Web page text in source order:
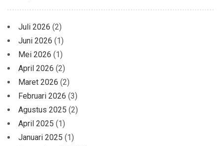
Juli 2026 (2)
Juni 2026 (1)
Mei 2026 (1)
April 2026 (2)
Maret 2026 (2)
Februari 2026 (3)
Agustus 2025 (2)
April 2025 (1)
Januari 2025 (1)